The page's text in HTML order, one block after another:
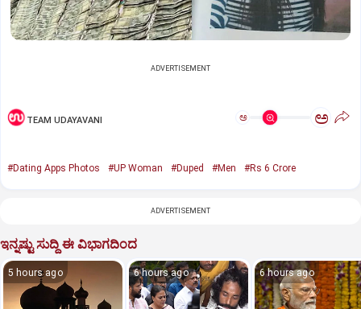
ADVERTISEMENT
TEAM UDAYAVANI ಅ ಅ
#Dating Apps Photos #UP Woman #Duped #Men #Rs 6 Crore
ADVERTISEMENT
ಇನ್ನಷ್ಟು ಸುದ್ದಿ ಈ ವಿಭಾಗದಿಂದ
5 hours ago 6 hours ago 6 hours ago